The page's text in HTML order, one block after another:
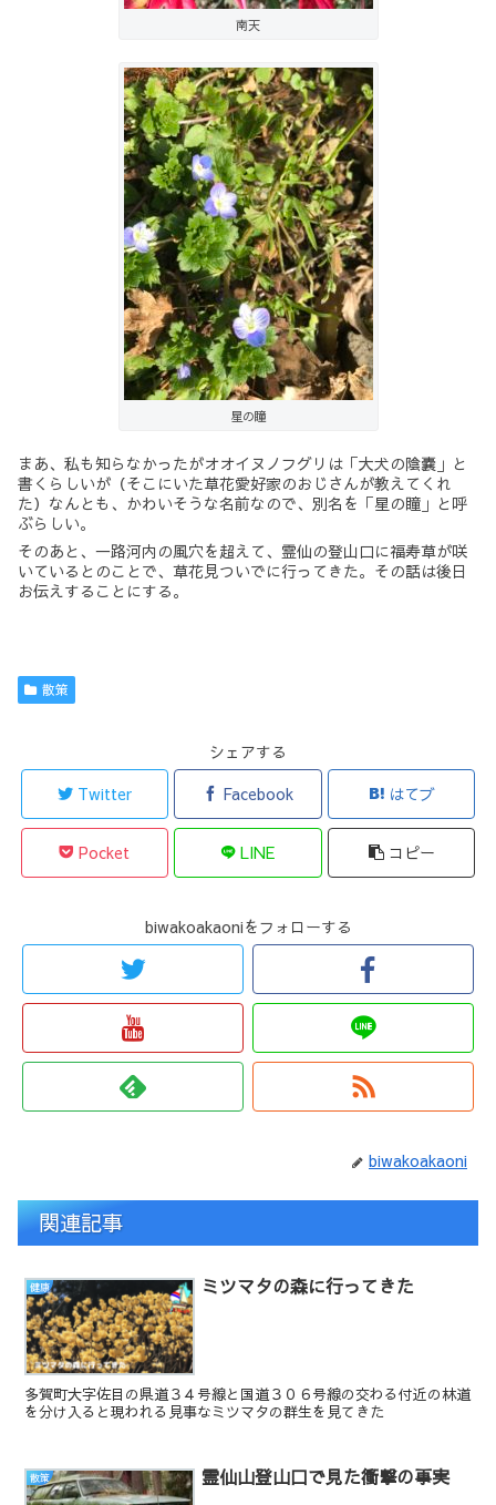
南天
星の瞳
まあ、私も知らなかったがオオイヌノフグリは「大犬の陰嚢」と
書くらしいが（そこにいた草花愛好家のおじさんが教えてくれ
た）なんとも、かわいそうな名前なので、別名を「星の瞳」と呼
ぶらしい。
そのあと、一路河内の風穴を超えて、霊仙の登山口に福寿草が咲
いているとのことで、草花見ついでに行ってきた。その話は後日
お伝えすることにする。
散策
シェアする
Twitter
Facebook はてブ
Pocket LINE コピー
biwakoakaoniをフォローする
biwakoakaoni
関連記事
健康 ミツマタの森に行ってきた
多賀町大字佐目の県道３４号線と国道３０６号線の交わる付近の林道
を分け入ると現われる見事なミツマタの群生を見てきた
散策 霊仙山登山口で見た衝撃の事実